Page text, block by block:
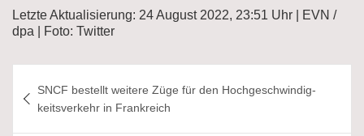
Letzte Aktualisierung: 24 August 2022, 23:51 Uhr | EVN /
dpa | Foto: Twitter
SNCF bestellt weitere Züge für den Hochgeschwindig­
keits­verkehr in Frankreich